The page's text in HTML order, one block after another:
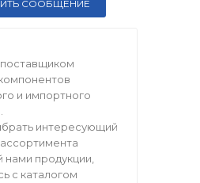
и импортного
интересующий
продукции,
с каталогом